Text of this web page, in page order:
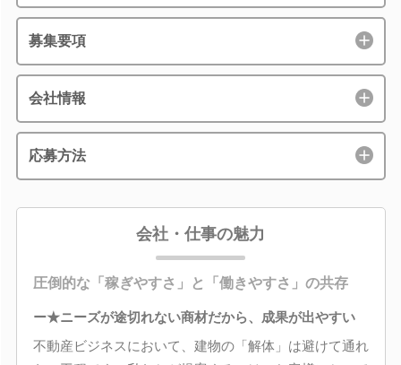
募集要項
会社情報
応募方法
会社・仕事の魅力
圧倒的な「稼ぎやすさ」と「働きやすさ」の共存
ー★ニーズが途切れない商材だから、成果が出やすい
不動産ビジネスにおいて、建物の「解体」は避けて通れ